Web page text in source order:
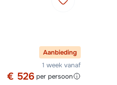
Aanbieding
1 week vanaf
€ 526 per persoon